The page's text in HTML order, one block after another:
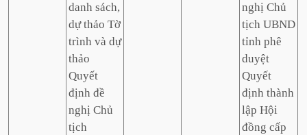
danh sách,
dự thảo Tờ
trình và dự
thảo
Quyết
định đề
nghị Chủ
tịch
nghị Chủ
tịch UBND
tỉnh phê
duyệt
Quyết
định thành
lập Hội
đồng cấp